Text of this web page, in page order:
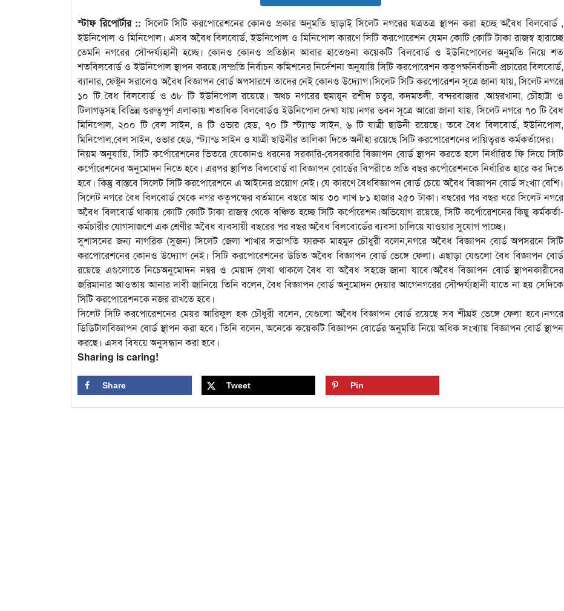
স্টাফ রিপোর্টার :: সিলেট সিটি করপোরেশনের কোনও প্রকার অনুমতি ছাড়াই সিলেট নগরের যত্রতত্র স্থাপন করা হচ্ছে অবৈধ বিলবোর্ড ,
ইউনিপোল ও মিনিপোল। এসব অবৈধ বিলবোর্ড, ইউনিপোল ও মিনিপোল কারণে সিটি করপোরেশন যেমন কোটি কোটি টাকা রাজস্ব হারাচ্ছে
তেমনি নগরের সৌন্দর্য্যহানী হচ্ছে। কোনও কোনও প্রতিষ্ঠান আবার হাতেগুনা কয়েকটি বিলবোর্ড ও ইউনিপোলের অনুমতি নিয়ে শত
শতবিলবোর্ড ও ইউনিপোল স্থাপন করছে।সম্প্রতি নির্বাচন কমিশনের নির্দেশনা অনুযায়ি সিটি করপোরেশন কতৃপক্ষনির্বাচনী প্রচারের বিলবোর্ড,
ব্যানার, ফেষ্টুন সরালেও অবৈধ বিজ্ঞাপন বোর্ড অপসারণে তাদের নেই কোনও উদ্যোগ।সিলেট সিটি করপোরেশন সূত্রে জানা যায়, সিলেট নগরে
১০ টি বৈধ বিলবোর্ড ও ৩৮ টি ইউনিপোল রয়েছে। অথচ নগরের হুমায়ূন রশীদ চত্বর, কদমতলী, বন্দরবাজার ,আম্বরখানা, চৌহাট্টা ও
টিলাগড়সহ বিভিন্ন গুরুত্বপূর্ণ এলাকায় শতাধিক বিলবোর্ডও ইউনিপোল দেখা যায়।নগর ভবন সূত্রে আরো জানা যায়, সিলেট নগরে ৭০ টি বৈধ
মিনিপোল, ২০০ টি বেল সাইন, ৪ টি ওভার হেড, ৭০ টি স্ট্যান্ড সাইন, ৬ টি যাত্রী ছাউনী রয়েছে। তবে বৈধ বিলবোর্ড, ইউনিপোল,
মিনিপোল,বেল সাইন, ওভার হেড, স্ট্যান্ড সাইন ও যাত্রী ছাউনীর তালিকা দিতে অনীহা রয়েছে সিটি করপোরেশনের দায়িত্বরত কর্মকর্তাদের।
নিয়ম অনুযায়ি, সিটি কর্পোরেশনের ভিতরে যেকোনও ধরনের সরকারি-বেসরকারি বিজ্ঞাপন বোর্ড স্থাপন করতে হলে নির্ধারিত ফি দিয়ে সিটি
কর্পোরেশনের অনুমোদন নিতে হবে। এরপর স্থাপিত বিলবোর্ড বা বিজ্ঞাপন বোর্ডের বিপরীতে প্রতি বছর কর্পোরেশনকে নির্ধারিত হারে কর দিতে
হবে। কিন্তু বাস্তবে সিলেট সিটি করপোরেশনে এ আইনের প্রয়োগ নেই। যে কারণে বৈধবিজ্ঞাপন বোর্ড চেয়ে অবৈধ বিজ্ঞাপন বোর্ড সংখ্যা বেশি।
সিলেট নগরে বৈধ বিলবোর্ড থেকে নগর কতৃপক্ষের বর্তমানে বছরে আয় ৩০ লাখ ৮১ হাজার ২৫০ টাকা। বছরের পর বছর ধরে সিলেট নগরে
অবৈধ বিলবোর্ড থাকায় কোটি কোটি টাকা রাজস্ব থেকে বঞ্চিত হচ্ছে সিটি কর্পোরেশন।অভিযোগ রয়েছে, সিটি কর্পোরেশনের কিছু কর্মকর্তা-
কর্মচারীর যোগসাজশে এক শ্রেণীর অবৈধ ব্যবসায়ী বছরের পর বছর অবৈধ বিলবোর্ডের ব্যবসা চালিয়ে যাওয়ার সুযোগ পাচ্ছে।
সুশাসনের জন্য নাগরিক (সুজন) সিলেট জেলা শাখার সভাপতি ফারুক মাহমুদ চৌধুরী বলেন,নগরে অবৈধ বিজ্ঞাপন বোর্ড অপসরনে সিটি
করপোরেশনের কোনও উদ্যোগ নেই। সিটি করপোরেশনের উচিত অবৈধ বিজ্ঞাপন বোর্ড ভেঙ্গে ফেলা। এছাড়া যেগুলো বৈধ বিজ্ঞাপন বোর্ড
রয়েছে এগুলোতে নিচেঅনুমোদন নম্বর ও মেয়াদ লেখা থাকলে বৈধ বা অবৈধ সহজে জানা যাবে।অবৈধ বিজ্ঞাপন বোর্ড স্থাপনকারীদের
জরিমানার আওতায় আনার দাবী জানিয়ে তিনি বলেন, বৈধ বিজ্ঞাপন বোর্ড অনুমোদন দেয়ার আগেনগরের সৌন্দর্য্যহানী যাতে না হয় সেদিকে
সিটি করপোরেশনকে নজর রাখতে হবে।
সিলেট সিটি করপোরেশনের মেয়র আরিফুল হক চৌধুরী বলেন, যেগুলো অবৈধ বিজ্ঞাপন বোর্ড রয়েছে সব শীঘ্রই ভেঙ্গে ফেলা হবে।নগরে
ডিডিটালবিজ্ঞাপন বোর্ড স্থাপন করা হবে। তিনি বলেন, অনেকে কয়েকটি বিজ্ঞাপন বোর্ডের অনুমতি নিয়ে অধিক সংখ্যায় বিজ্ঞাপন বোর্ড স্থাপন
করছে। এসব বিষয়ে অনুসন্ধান করা হবে।
Sharing is caring!
Share Tweet Pin